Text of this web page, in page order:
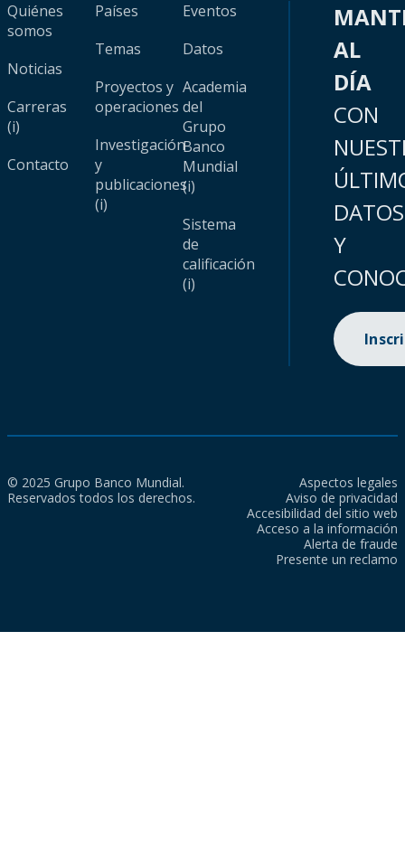
Quiénes
somos
Noticias
Carreras
(i)
Contacto
Países
Temas
Proyectos y
operaciones
Investigación
y
publicaciones
(i)
Eventos
Datos
Academia
del
Grupo
Banco
Mundial
(i)
Sistema
de
calificación
(i)
AL
DÍA
CON
DATOS
Y
© 2025 Grupo Banco Mundial.
Reservados todos los derechos.
Aspectos legales
Aviso de privacidad
Accesibilidad del sitio web
Acceso a la información
Alerta de fraude
Presente un reclamo